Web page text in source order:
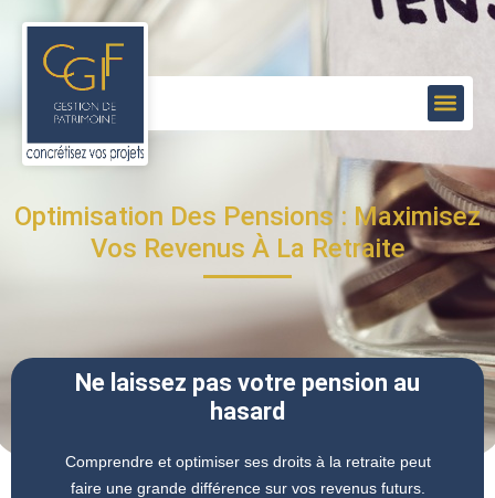
Optimisation Des Pensions : Maximisez
Vos Revenus À La Retraite
Ne laissez pas votre pension au
hasard
Comprendre et optimiser ses droits à la retraite peut
faire une grande différence sur vos revenus futurs.